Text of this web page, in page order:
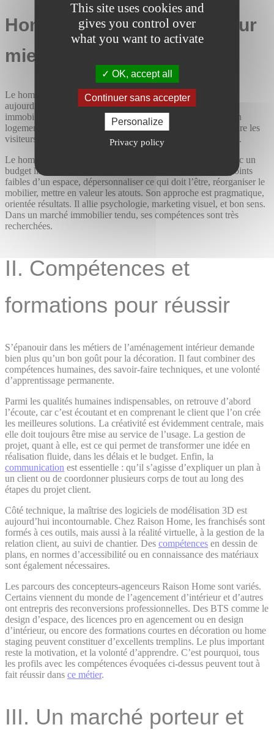
This site uses cookies and
gives you control over
what you want to activate
OK, accept all
Continuer sans accepter
Personalize
Privacy policy
Home Stager : valoriser pour
mieux vendre
Le home staging, popularisé par des émissions télévisées, est
aujourd’hui un vrai levier de différenciation sur le marché
immobilier. Le principe est simple : il s’agit de réaménager un
logement avant sa mise en vente ou en location, afin de séduire les
visiteurs, de faciliter la projection et d’accélérer la transaction.
Le home stager intervient souvent dans des délais courts, avec un
budget limité, mais un impact maximum. Il sait repérer les points
faibles d’un espace, dépersonnaliser ce qui doit l’être, réorganiser le
mobilier, mettre en valeur les atouts. Son approche est pragmatique,
orientée résultats. Il allie psychologie, marketing visuel, et bon sens.
Dans un marché immobilier tendu, ses compétences sont très
recherchées.
II. Compétences et
formations pour réussir
S’épanouir dans les métiers de l’aménagement intérieur demande
bien plus qu’un bon goût pour la décoration. Il faut combiner des
compétences humaines, des savoir-faire techniques, et une volonté
d’apprentissage permanente.
Parmi les qualités humaines indispensables, on retrouve d’abord
l’écoute, car c’est écoutant et en comprenant le client que l’on crée
les meilleures solutions. La créativité est évidemment centrale, mais
elle doit toujours être mise au service de l’usage. La gestion de
projet, quant à elle, est ce qui permet de transformer une idée en
réalisation fluide, dans les délais et le budget. Enfin, la
communication est essentielle : qu’il s’agisse d’expliquer un plan à
un client ou de coordonner plusieurs corps de tout au long des
étapes du projet client.
Côté technique, la maîtrise des logiciels de modélisation 3D est
aujourd’hui incontournable. Chez Raison Home, les franchisés sont
formés à ces outils, mais aussi à la réalité virtuelle, à la gestion de la
relation client, au suivi de chantier. Des compétences en dessin de
plans, en normes d’accessibilité ou en connaissance des matériaux
sont également nécessaires.
Les parcours des concepteurs-agenceurs Raison Home sont variés.
Certains viennent du monde de l’agencement d’intérieur et d’autres
ont entrepris des reconversions professionnelles. Des BTS comme le
design d’espace, des licences pro en agencement ou en design
d’intérieur, ou encore des formations courtes en décoration ou home
staging peuvent constituer d’excellents tremplins. Le plus important
reste la motivation, et la volonté d’apprendre. C’est pourquoi, tous
les profils avec les compétences évoquées ci-dessus peuvent tout à
fait réussir dans ce métier.
III. Un marché porteur et